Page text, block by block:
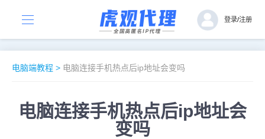
登录/注册
电脑端教程 > 电脑连接手机热点后ip地址会变吗
电脑连接手机热点后ip地址会
变吗